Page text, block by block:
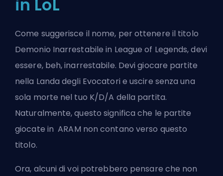
in LoL
Come suggerisce il nome, per ottenere il titolo
Demonio Inarrestabile in League of Legends, devi
essere, beh, inarrestabile. Devi giocare partite
nella Landa degli Evocatori e uscire senza una
sola morte nel tuo K/D/A della partita.
Naturalmente, questo significa che le partite
giocate inARAM non contano verso questo
titolo.
Ora, alcuni di voi potrebbero pensare che non